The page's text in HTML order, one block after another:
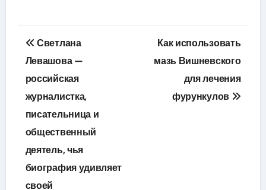
Навигация
по
записям
Светлана
Левашова —
российская
журналистка,
писательница и
общественный
деятель, чья
биография удивляет
своей
Как использовать
мазь Вишневского
для лечения
фурункулов